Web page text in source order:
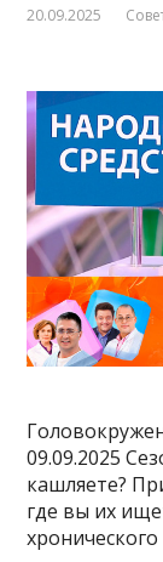
20.09.2025
09.09.2025
кашляете?
где вы их